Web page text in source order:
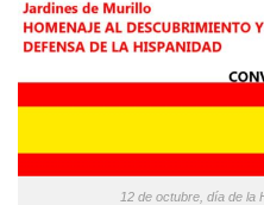
12 de octubre, día de la